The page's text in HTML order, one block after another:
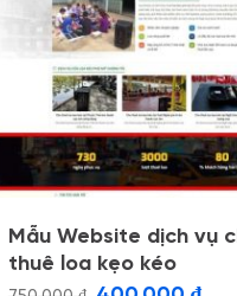
Mẫu Website dịch vụ
thuê loa kẹo kéo
Giá
Giá